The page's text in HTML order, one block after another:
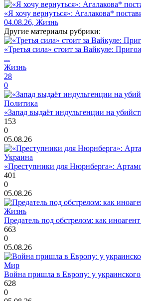
«Я хочу вернуться»: Агалакова*
04.08.26, Жизнь
Другие материалы рубрики:
«Третья сила» стоит за Вайкуле:
...
Жизнь
28
0
Политика
«Запад выдаёт индульгенции на
153
0
05.08.26
Украина
«Преступники для Нюрнберга»:
401
0
05.08.26
Жизнь
Предатель под обстрелом: как
663
0
05.08.26
Мир
Война пришла в Европу: у
628
0